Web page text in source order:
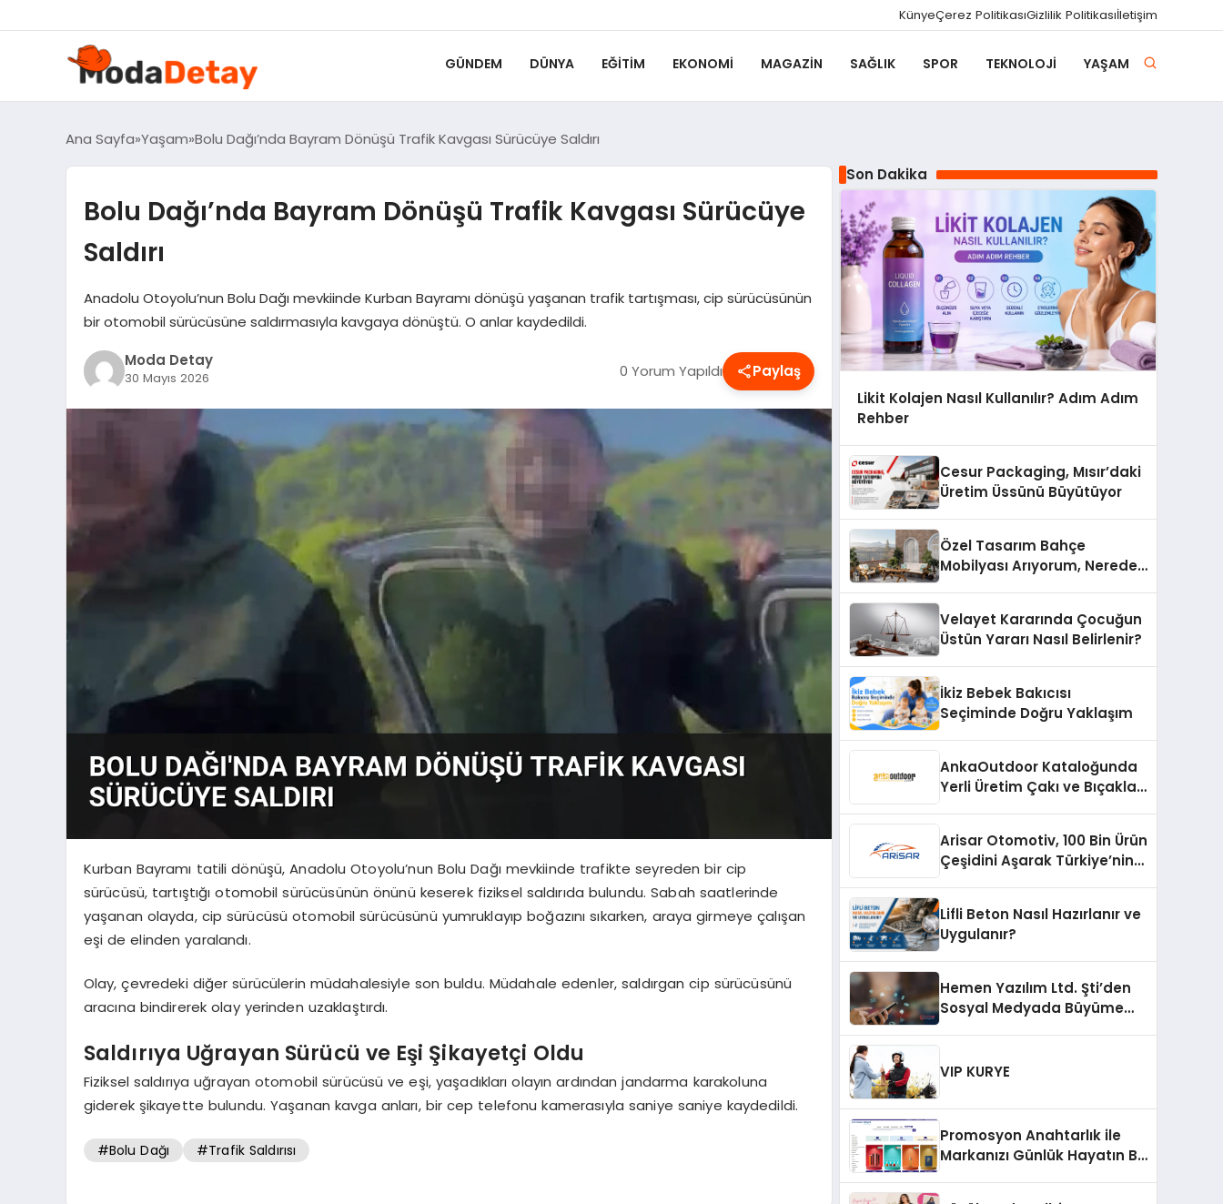
KünyeÇerez PolitikasıGizlilik Politikasıİletişim
GÜNDEM DÜNYA EĞITIM EKONOMI MAGAZIN SAĞLIK SPOR TEKNOLOJI YAŞAM
Ana Sayfa Yaşam Bolu Dağı’nda Bayram Dönüşü Trafik Kavgası Sürücüye Saldırı
Bolu Dağı’nda Bayram Dönüşü Trafik Kavgası Sürücüye
Saldırı
Anadolu Otoyolu’nun Bolu Dağı mevkiinde Kurban Bayramı dönüşü yaşanan trafik tartışması, cip sürücüsünün
bir otomobil sürücüsüne saldırmasıyla kavgaya dönüştü. O anlar kaydedildi.
Moda Detay
30 Mayıs 2026 0 Yorum Yapıldı Paylaş
Kurban Bayramı tatili dönüşü, Anadolu Otoyolu’nun Bolu Dağı mevkiinde trafikte seyreden bir cip
sürücüsü, tartıştığı otomobil sürücüsünün önünü keserek fiziksel saldırıda bulundu. Sabah saatlerinde
yaşanan olayda, cip sürücüsü otomobil sürücüsünü yumruklayıp boğazını sıkarken, araya girmeye çalışan
eşi de elinden yaralandı.
Olay, çevredeki diğer sürücülerin müdahalesiyle son buldu. Müdahale edenler, saldırgan cip sürücüsünü
aracına bindirerek olay yerinden uzaklaştırdı.
Saldırıya Uğrayan Sürücü ve Eşi Şikayetçi Oldu
Fiziksel saldırıya uğrayan otomobil sürücüsü ve eşi, yaşadıkları olayın ardından jandarma karakoluna
giderek şikayette bulundu. Yaşanan kavga anları, bir cep telefonu kamerasıyla saniye saniye kaydedildi.
#Bolu Dağı #Trafik Saldırısı
Son Dakika
Likit Kolajen Nasıl Kullanılır? Adım Adım
Rehber
Cesur Packaging, Mısır’daki
Üretim Üssünü Büyütüyor
Özel Tasarım Bahçe
Mobilyası Arıyorum, Nereden
Velayet Kararında Çocuğun
Üstün Yararı Nasıl Belirlenir?
İkiz Bebek Bakıcısı
Seçiminde Doğru Yaklaşım
AnkaOutdoor Kataloğunda
Yerli Üretim Çakı ve Bıçaklar
Arisar Otomotiv, 100 Bin Ürün
Çeşidini Aşarak Türkiye’nin
Platformlarından Biri Oldu
Lifli Beton Nasıl Hazırlanır ve
Uygulanır?
Hemen Yazılım Ltd. Şti’den
Sosyal Medyada Büyüme
Talep Rekor Kırıyor
VIP KURYE
Promosyon Anahtarlık ile
Markanızı Günlük Hayatın Bir